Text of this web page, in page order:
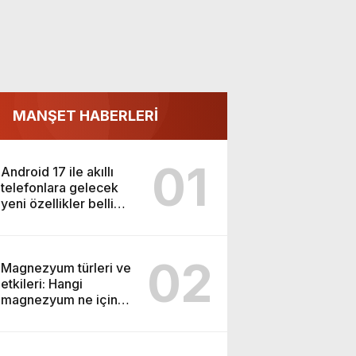
MANŞET HABERLERİ
Android 17 ile akıllı
telefonlara gelecek
yeni özellikler belli
01
Magnezyum türleri ve
etkileri: Hangi
magnezyum ne için
02